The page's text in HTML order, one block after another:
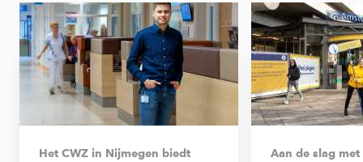
Het CWZ in Nijmegen biedt
Aan de slag met